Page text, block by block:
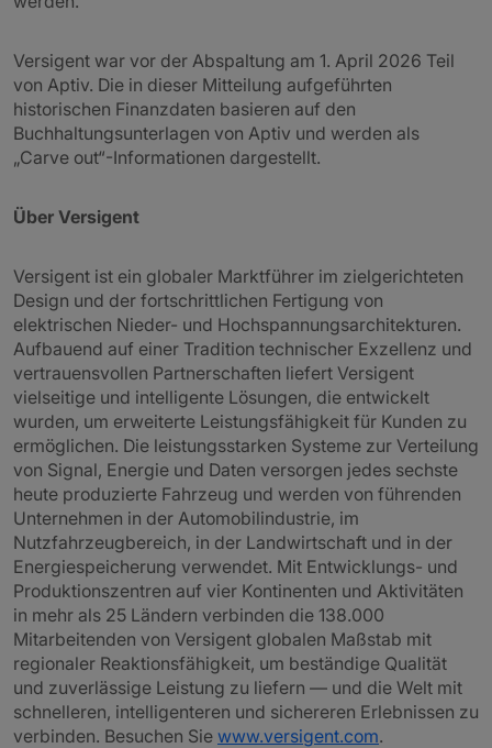
Versigent war vor der Abspaltung am 1. April 2026 Teil
von Aptiv. Die in dieser Mitteilung aufgeführten
historischen Finanzdaten basieren auf den
Buchhaltungsunterlagen von Aptiv und werden als
„Carve out“-Informationen dargestellt.
Über Versigent
Versigent ist ein globaler Marktführer im zielgerichteten
Design und der fortschrittlichen Fertigung von
elektrischen Nieder- und Hochspannungsarchitekturen.
Aufbauend auf einer Tradition technischer Exzellenz und
vertrauensvollen Partnerschaften liefert Versigent
vielseitige und intelligente Lösungen, die entwickelt
wurden, um erweiterte Leistungsfähigkeit für Kunden zu
ermöglichen. Die leistungsstarken Systeme zur Verteilung
von Signal, Energie und Daten versorgen jedes sechste
heute produzierte Fahrzeug und werden von führenden
Unternehmen in der Automobilindustrie, im
Nutzfahrzeugbereich, in der Landwirtschaft und in der
Energiespeicherung verwendet. Mit Entwicklungs- und
Produktionszentren auf vier Kontinenten und Aktivitäten
in mehr als 25 Ländern verbinden die 138.000
Mitarbeitenden von Versigent globalen Maßstab mit
regionaler Reaktionsfähigkeit, um beständige Qualität
und zuverlässige Leistung zu liefern — und die Welt mit
schnelleren, intelligenteren und sichereren Erlebnissen zu
verbinden. Besuchen Sie www.versigent.com.